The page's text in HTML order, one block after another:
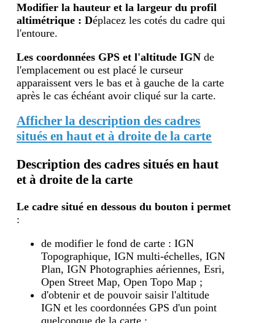
Modifier la hauteur et la largeur du profil
altimétrique : Déplacez les cotés du cadre qui
l'entoure.
Les coordonnées GPS et l'altitude IGN de
l'emplacement ou est placé le curseur
apparaissent vers le bas et à gauche de la carte
après le cas échéant avoir cliqué sur la carte.
Afficher la description des cadres
situés en haut et à droite de la carte
Description des cadres situés en haut
et à droite de la carte
Le cadre situé en dessous du bouton ipermet
:
de modifier le fond de carte : IGN
Topographique, IGN multi-échelles, IGN
Plan, IGN Photographies aériennes, Esri,
Open Street Map, Open Topo Map ;
d'obtenir et de pouvoir saisir l'altitude
IGN et les coordonnées GPS d'un point